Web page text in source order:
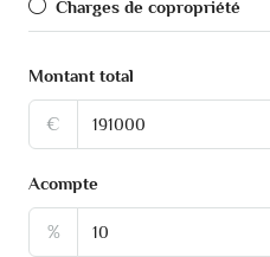
Charges de copropriété
Montant total
€
Acompte
%